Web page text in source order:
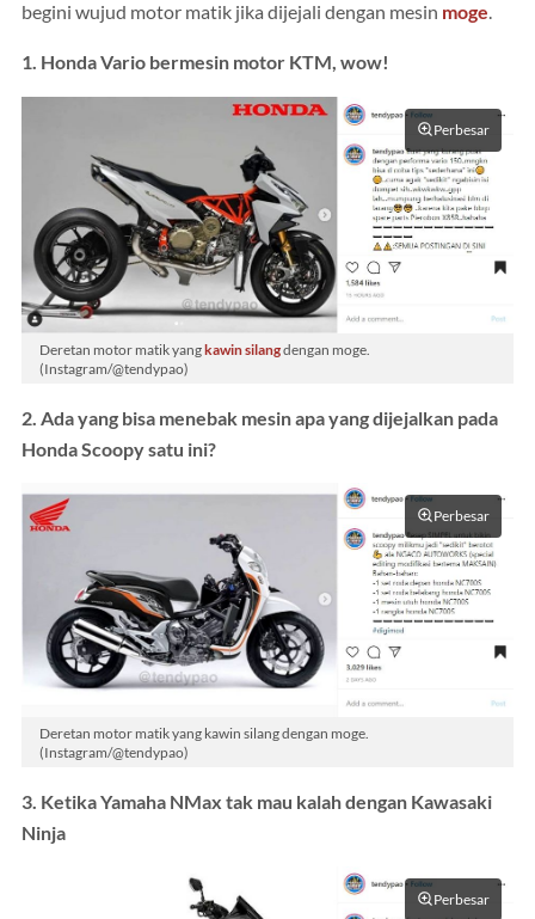
begini wujud motor matik jika dijejali dengan mesin moge.
1. Honda Vario bermesin motor KTM, wow!
Perbesar
Deretan motor matik yangkawin silangdengan moge.
(Instagram/@tendypao)
2. Ada yang bisa menebak mesin apa yang dijejalkan pada
Honda Scoopy satu ini?
Perbesar
Deretan motor matik yang kawin silang dengan moge.
(Instagram/@tendypao)
3. Ketika Yamaha NMax tak mau kalah dengan Kawasaki
Ninja
Perbesar